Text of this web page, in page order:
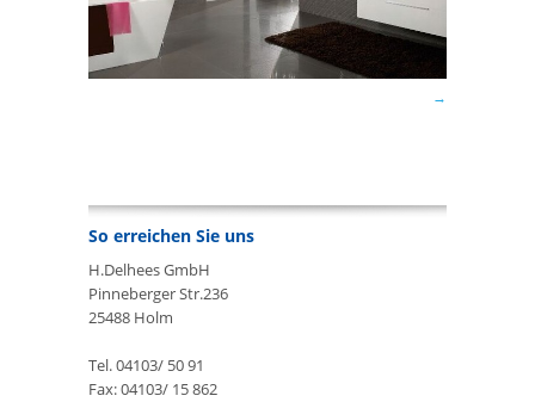
So erreichen Sie uns
H.Delhees GmbH
Pinneberger Str.236
25488 Holm
Tel. 04103/ 50 91
Fax: 04103/ 15 862